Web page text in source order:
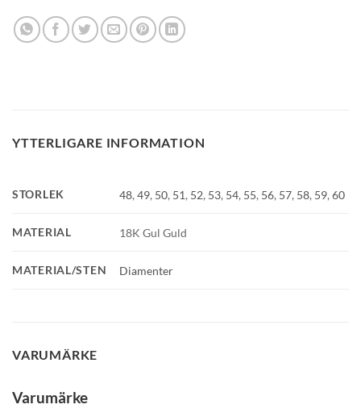
YTTERLIGARE INFORMATION
STORLEK 48,49, 50, 51, 52, 53, 54, 55, 56, 57, 58, 59,60
MATERIAL 18K Gul Guld
MATERIAL/STEN Diamenter
VARUMÄRKE
Varumärke
GLENSIA KUNDKLUBB
Mobilnummer